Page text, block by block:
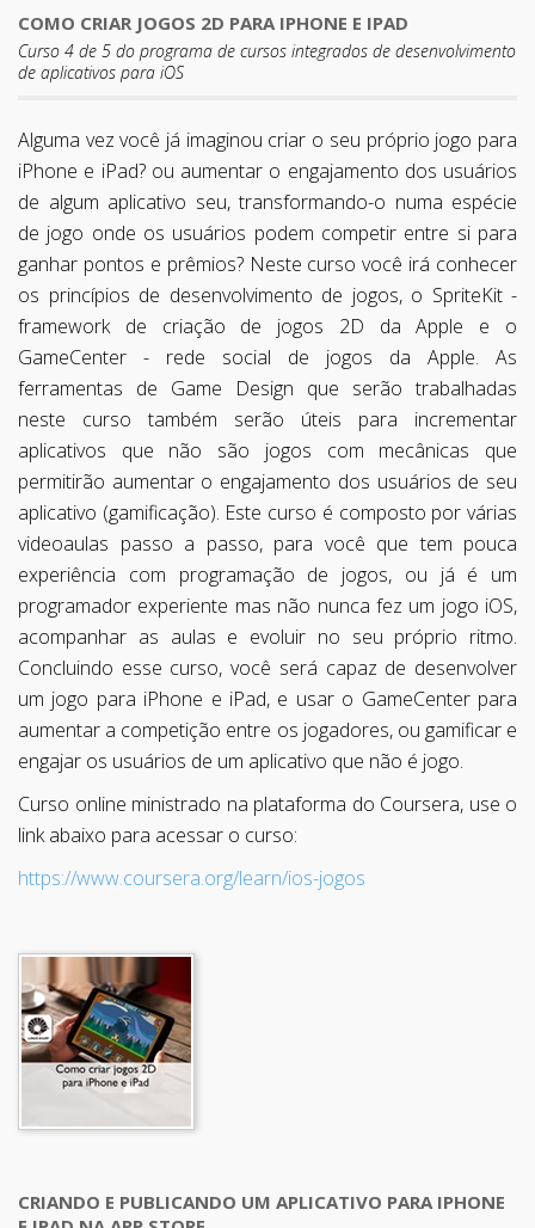
COMO CRIAR JOGOS 2D PARA IPHONE E IPAD
Curso 4 de 5 do programa de cursos integrados de desenvolvimento
de aplicativos para iOS
Alguma vez você já imaginou criar o seu próprio jogo para
iPhone e iPad? ou aumentar o engajamento dos usuários
de algum aplicativo seu, transformando-o numa espécie
de jogo onde os usuários podem competir entre si para
ganhar pontos e prêmios? Neste curso você irá conhecer
os princípios de desenvolvimento de jogos, o SpriteKit -
framework de criação de jogos 2D da Apple e o
GameCenter - rede social de jogos da Apple. As
ferramentas de Game Design que serão trabalhadas
neste curso também serão úteis para incrementar
aplicativos que não são jogos com mecânicas que
permitirão aumentar o engajamento dos usuários de seu
aplicativo (gamificação). Este curso é composto por várias
videoaulas passo a passo, para você que tem pouca
experiência com programação de jogos, ou já é um
programador experiente mas não nunca fez um jogo iOS,
acompanhar as aulas e evoluir no seu próprio ritmo.
Concluindo esse curso, você será capaz de desenvolver
um jogo para iPhone e iPad, e usar o GameCenter para
aumentar a competição entre os jogadores, ou gamificar e
engajar os usuários de um aplicativo que não é jogo.
Curso online ministrado na plataforma do Coursera, use o
link abaixo para acessar o curso:
https://www.coursera.org/learn/ios-jogos
CRIANDO E PUBLICANDO UM APLICATIVO PARA IPHONE